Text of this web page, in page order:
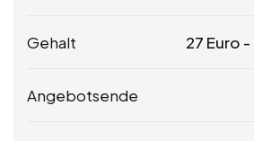
Gehalt 27 Euro -
Angebotsende